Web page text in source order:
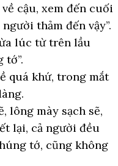
cậu, xem đến cuối
thảm đến vậy”.
lúc từ trên lầu
tớ”.
quá khứ, trong mắt
lông mày sạch sẽ,
lại, cả người đều
tớ, cũng không